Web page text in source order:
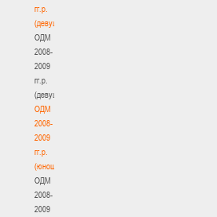
гг.р.
(девушки)
ОДМ
2008-
2009
гг.р.
(девушки)
ОДМ
2008-
2009
гг.р.
(юноши)
ОДМ
2008-
2009